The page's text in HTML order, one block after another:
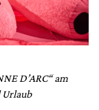
D’ARC“ am
Urlaub